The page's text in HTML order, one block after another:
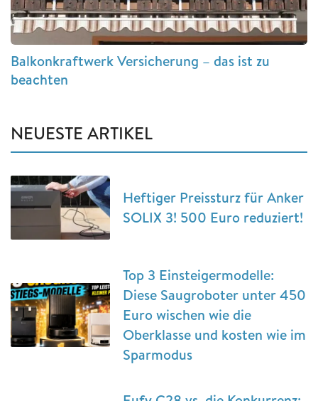
Balkonkraftwerk Versicherung – das ist zu
beachten
NEUESTE ARTIKEL
Heftiger Preissturz für Anker
SOLIX 3! 500 Euro reduziert!
Top 3 Einsteigermodelle:
Diese Saugroboter unter 450
Euro wischen wie die
Oberklasse und kosten wie im
Sparmodus